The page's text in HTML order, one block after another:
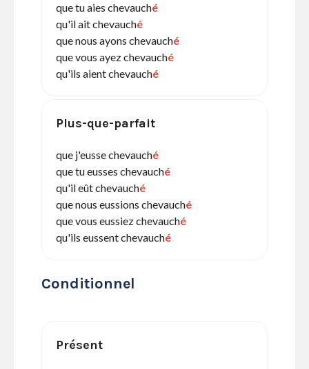
que tu aies chevauché
qu'il ait chevauché
que nous ayons chevauché
que vous ayez chevauché
qu'ils aient chevauché
Plus-que-parfait
que j'eusse chevauché
que tu eusses chevauché
qu'il eût chevauché
que nous eussions chevauché
que vous eussiez chevauché
qu'ils eussent chevauché
Conditionnel
Présent